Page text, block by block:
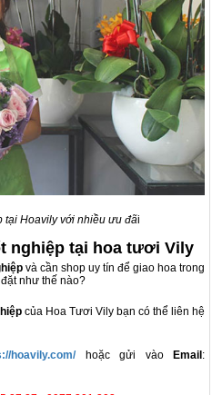
tại Hoavily với nhiều ưu đãi
nghiệp tại hoa tươi Vily
và cần shop uy tín để giao hoa trong
như thế nào?
của Hoa Tươi Vily bạn có thể liên hệ
hoavily.com/hoặc gửi vào Email :